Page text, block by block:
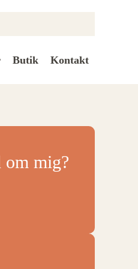
Butik Kontakt
mig?